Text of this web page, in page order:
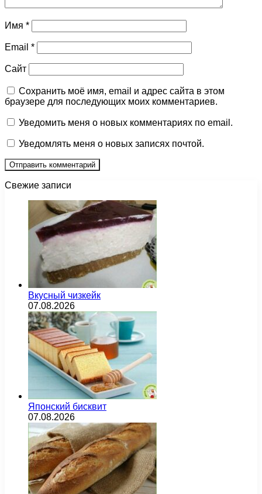
Имя *
Email *
Сайт
Сохранить моё имя, email и адрес сайта в этом
браузере для последующих моих комментариев.
Уведомить меня о новых комментариях по email.
Уведомлять меня о новых записях почтой.
Свежие записи
Вкусный чизкейк
07.08.2026
Японский бисквит
07.08.2026